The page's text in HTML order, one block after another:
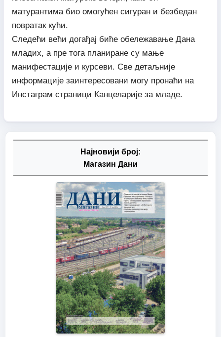
матурантима био омогућен сигуран и безбедан
повратак кући.
Следећи већи догађај биће обележавање Дана
младих, а пре тога планиране су мање
манифестације и курсеви. Све детаљније
информације заинтересовани могу пронаћи на
Инстаграм страници Канцеларије за младе.
Најновији број:
Магазин Дани